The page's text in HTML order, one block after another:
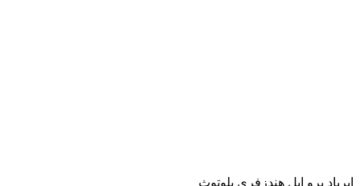
ایرپاد پرو اپل هندزفری بلوتوث